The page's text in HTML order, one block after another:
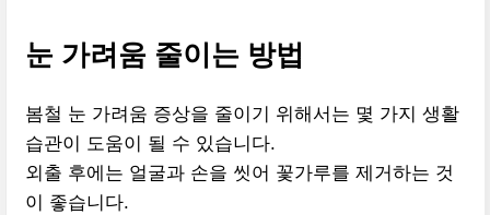
눈 가려움 줄이는 방법
봄철 눈 가려움 증상을 줄이기 위해서는 몇 가지 생활
습관이 도움이 될 수 있습니다.
외출 후에는 얼굴과 손을 씻어 꽃가루를 제거하는 것
이 좋습니다.